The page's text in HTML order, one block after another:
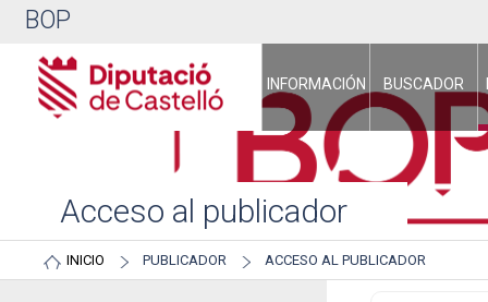
BOP
INFORMACIÓN BUSCADOR
Acceso al publicador
INICIO PUBLICADOR ACCESO AL PUBLICADOR